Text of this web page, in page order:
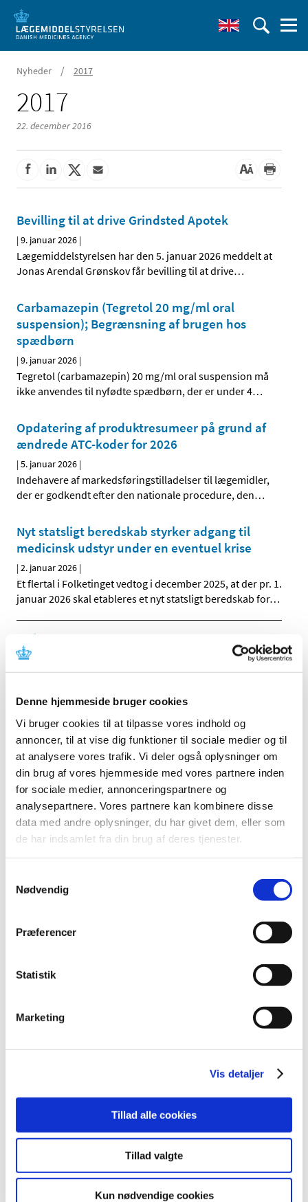
Denne hjemmeside bruger cookies
Vi bruger cookies til at tilpasse vores indhold og
annoncer, til at vise dig funktioner til sociale medier og til
at analysere vores trafik. Vi deler også oplysninger om
din brug af vores hjemmeside med vores partnere inden
for sociale medier, annonceringspartnere og
analysepartnere. Vores partnere kan kombinere disse
data med andre oplysninger, du har givet dem, eller som
de har indsamlet fra din brug af deres tjenester.
Nødvendig
Præferencer
Statistik
Marketing
Vis detaljer
Tillad alle cookies
Tillad valgte
Kun nødvendige cookies
Nyheder / 2017
2017
22. december 2016
Bevilling til at drive Grindsted Apotek
|9. januar 2026 |
Lægemiddelstyrelsen har den 5. januar 2026 meddelt at
Jonas Arendal Grønskov får bevilling til at drive…
Carbamazepin (Tegretol 20 mg/ml oral
suspension); Begrænsning af brugen hos
spædbørn
|9. januar 2026 |
Tegretol (carbamazepin) 20 mg/ml oral suspension må
ikke anvendes til nyfødte spædbørn, der er under 4…
Opdatering af produktresumeer på grund af
ændrede ATC-koder for 2026
|5. januar 2026 |
Indehavere af markedsføringstilladelser til lægemidler,
der er godkendt efter den nationale procedure, den…
Nyt statsligt beredskab styrker adgang til
medicinsk udstyr under en eventuel krise
|2. januar 2026 |
Et flertal i Folketinget vedtog i december 2025, at der pr. 1.
januar 2026 skal etableres et nyt statsligt beredskab for…
Forrige
TID
2026 (84)
august (1)
juli (13)
juni (12)
maj (10)
april (6)
marts (15)
februar (11)
2025 (158)
2023 (195)
2021 (516)
2018 (150)
2012 (44)
2010 (7)